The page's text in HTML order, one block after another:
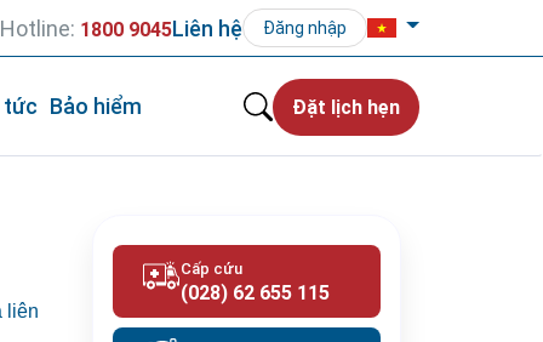
Hotline: 1800 9045Liên hệ Đăng nhập
tức Bảo hiểm Đặt lịch hẹn
liên
Cấp cứu
(028) 62 655 115